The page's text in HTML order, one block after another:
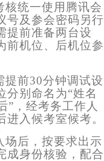
核统一使用腾讯会
号及参会密码另行
提前准备两台设
前机位、后机位参
提前30分钟调试设
分别命名为“姓名
”，经考务工作人
进入候考室候考。
场后，按要求出示
成身份核验，配合